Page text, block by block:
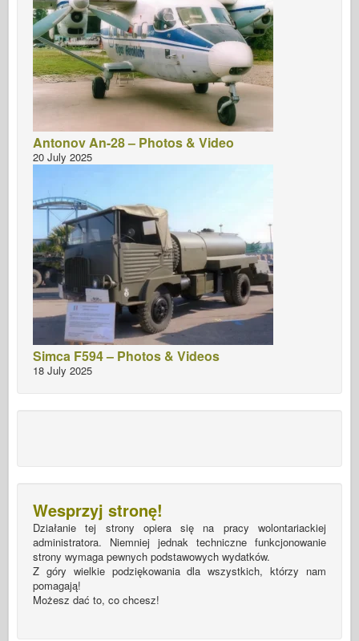
Antonov An-28 – Photos & Video
20 July 2025
Simca F594 – Photos & Videos
18 July 2025
Wesprzyj stronę!
Działanie tej strony opiera się na pracy wolontariackiej
administratora. Niemniej jednak techniczne funkcjonowanie
strony wymaga pewnych podstawowych wydatków.
Z góry wielkie podziękowania dla wszystkich, którzy nam
pomagają!
Możesz dać to, co chcesz!